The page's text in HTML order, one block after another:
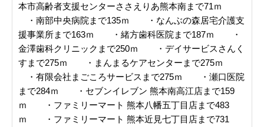
本市高齢者支援センターささえりあ熊本南まで71ｍ
・南部中央病院まで135ｍ ・なんぶの森居宅介護支
援事業所まで163ｍ ・緒方歯科医院まで187ｍ ・
金澤歯科クリニックまで250ｍ ・デイサービスさんく
すまで275ｍ ・まんまるケアセンターまで275ｍ
・有限会社まごころサービスまで275ｍ ・瀬口医院
まで284ｍ ・セブンイレブン 熊本南高江店まで159
ｍ ・ファミリーマート 熊本八幡五丁目店まで483
ｍ ・ファミリーマート 熊本近見七丁目店まで731